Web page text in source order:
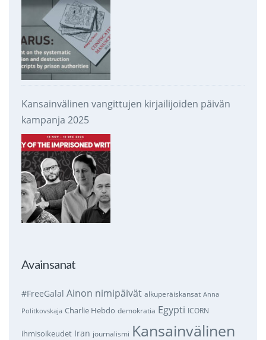
Kansainvälinen vangittujen kirjailijoiden päivän
kampanja 2025
Avainsanat
#FreeGalal Ainon nimipäivät alkuperäiskansat Anna
Politkovskaja Charlie Hebdo demokratia Egypti ICORN
ihmisoikeudet Iran journalismi Kansainvälinen